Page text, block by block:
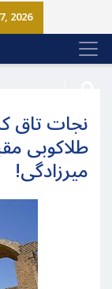
2026
نجات تاق
طلاکوبی
میرزادگی!